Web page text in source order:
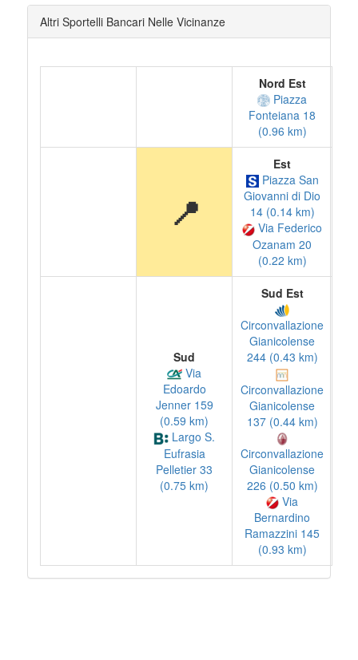
Altri Sportelli Bancari Nelle Vicinanze
Nord Est
Piazza
Fonteiana 18
(0.96 km)
📍
Est
Piazza San
Giovanni di Dio
14 (0.14 km)
Via Federico
Ozanam 20
(0.22 km)
Sud
Via
Edoardo
Jenner 159
(0.59 km)
Largo S.
Eufrasia
Pelletier 33
(0.75 km)
Sud Est
Circonvallazione
Gianicolense
244 (0.43 km)
Circonvallazione
Gianicolense
137 (0.44 km)
Circonvallazione
Gianicolense
226 (0.50 km)
Via
Bernardino
Ramazzini 145
(0.93 km)